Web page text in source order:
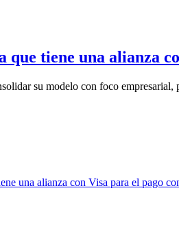
que tiene una alianza
su modelo con foco